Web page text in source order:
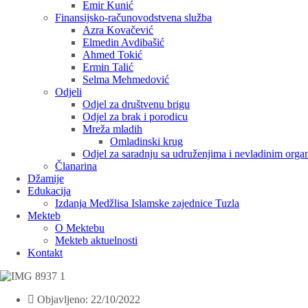
Emir Kunić
Finansijsko-računovodstvena služba
Azra Kovačević
Elmedin Avdibašić
Ahmed Tokić
Ermin Talić
Selma Mehmedović
Odjeli
Odjel za društvenu brigu
Odjel za brak i porodicu
Mreža mladih
Omladinski krug
Odjel za saradnju sa udruženjima i nevladinim
Članarina
Džamije
Edukacija
Izdanja Medžlisa Islamske zajednice Tuzla
Mekteb
O Mektebu
Mekteb aktuelnosti
Kontakt
Objavljeno: 22/10/2022